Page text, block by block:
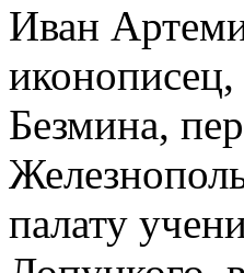
Иван
Безмина,
палату